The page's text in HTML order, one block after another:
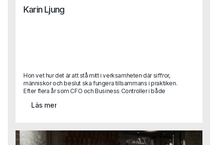
Karin Ljung
Hon vet hur det är att stå mitt i verksamheten där siffror,
människor och beslut ska fungera tillsammans i praktiken.
Efter flera år som CFO och Business Controller i både
in som Business Area Lead på Capa.Med sin erfarenhet
person för att göra det. Karins perspektiv blir ett värdefullt
tillskott i vårt arbete med att hjälpa företag förstå sina
Läs mer